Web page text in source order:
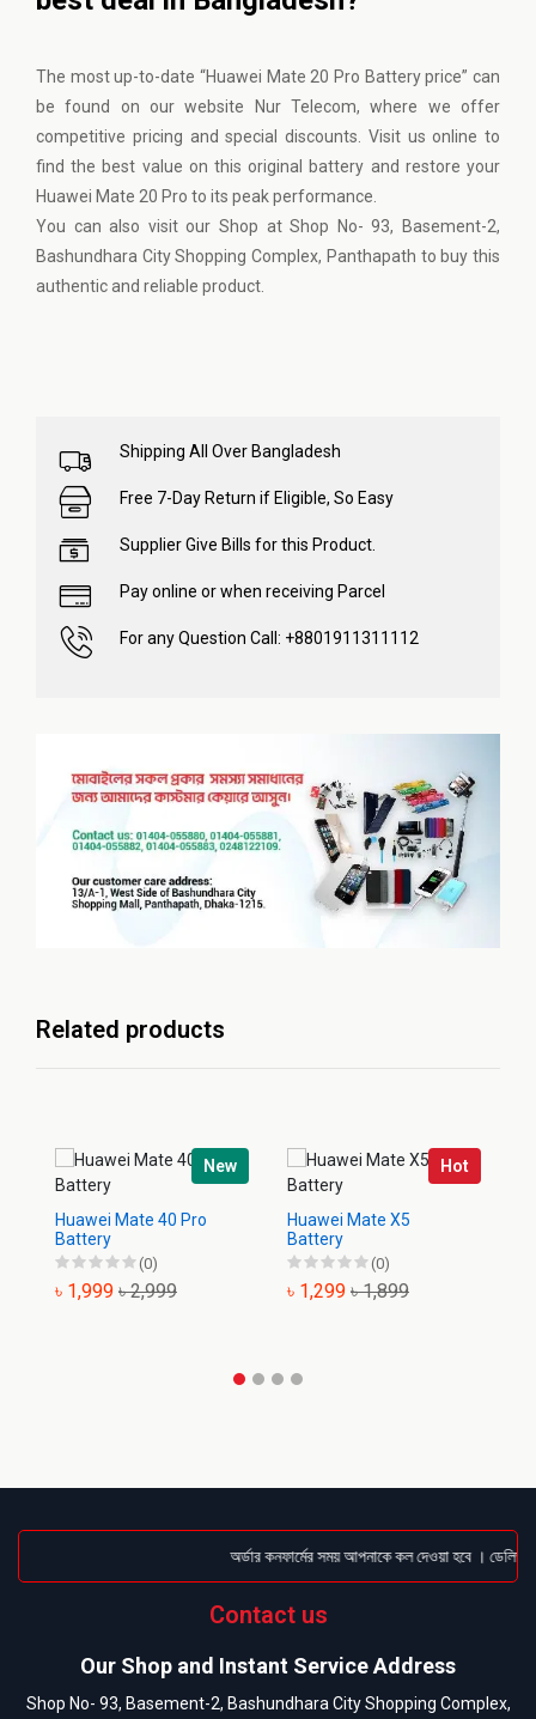
The most up-to-date “Huawei Mate 20 Pro Battery price” can
be found on our website
Nur Telecom, where we offer
competitive pricing and special discounts. Visit us online to
find the best value on this original battery and restore your
Huawei Mate 20 Pro to its peak performance.
You can also visit our Shop at Shop No- 93, Basement-2,
Bashundhara City Shopping Complex, Panthapath to buy this
authentic and reliable product.
Shipping All Over Bangladesh
Free 7-Day Return if Eligible, So Easy
Supplier Give Bills for this Product.
Pay online or when receiving Parcel
For any Question Call: +8801911311112
Related products
New
Huawei Mate 40 Pro
Battery
(0)
৳ 1,999 ৳ 2,999
Hot
Huawei Mate X5
Battery
(0)
৳ 1,299 ৳ 1,899
অর্ডার কনফার্মের সময় আপনাকে কল দেওয়া হবে ।
Contact us
Our Shop and Instant Service Address
Shop No- 93, Basement-2, Bashundhara City Shopping Complex,